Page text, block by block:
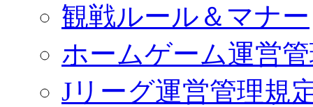
観戦ルール＆マナー
ホームゲーム運営
Jリーグ運営管理規